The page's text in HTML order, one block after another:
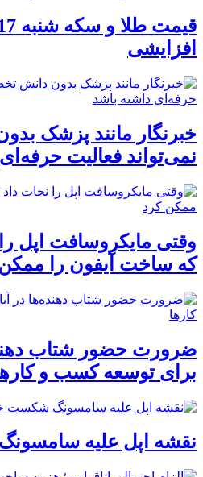
افزایشی
خبرنگار مانند پزشک
نمی‌تواند فعالیت
وقتی مایکروسافت اپل
که ساخت آیفون را
ضرورت حضور شتاب
برای توسعه کسب‌ و
نقشه اپل علیه